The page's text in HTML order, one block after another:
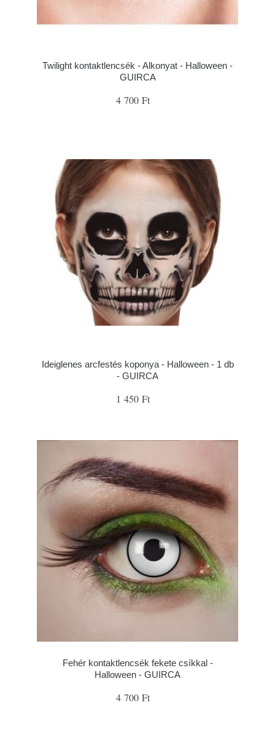
Twilight kontaktlencsék - Alkonyat - Halloween -
GUIRCA
4 700 Ft
Ideiglenes arcfestés koponya - Halloween - 1 db
- GUIRCA
1 450 Ft
Fehér kontaktlencsék fekete csíkkal -
Halloween - GUIRCA
4 700 Ft